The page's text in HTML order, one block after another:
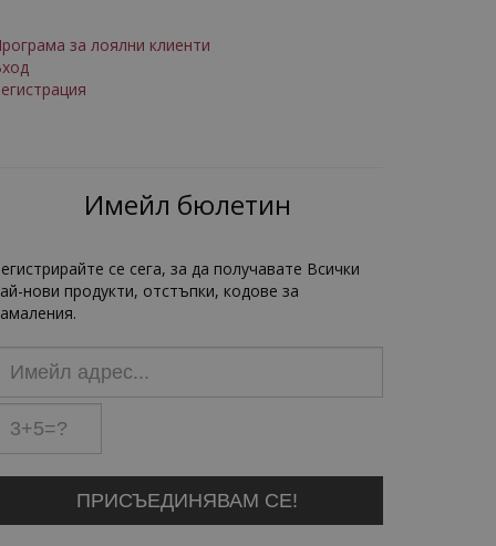
за лоялни клиенти
Имейл бюлетин
се сега, за да получавате Всички
нови продукти, отстъпки, кодове за